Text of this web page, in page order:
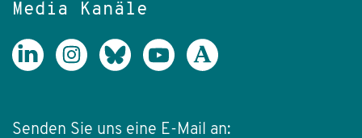
Media Kanäle
Senden Sie uns eine E-Mail an: